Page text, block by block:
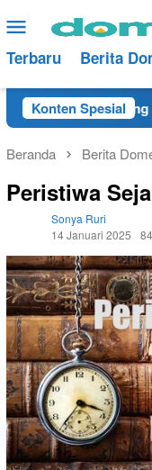
ke
konten
Menu
Mobile
Terbaru Berita
Konten Spesial
di Rembang Tahun
Beranda Berita
Peristiwa
Sonya Ruri
14 Januari 2025